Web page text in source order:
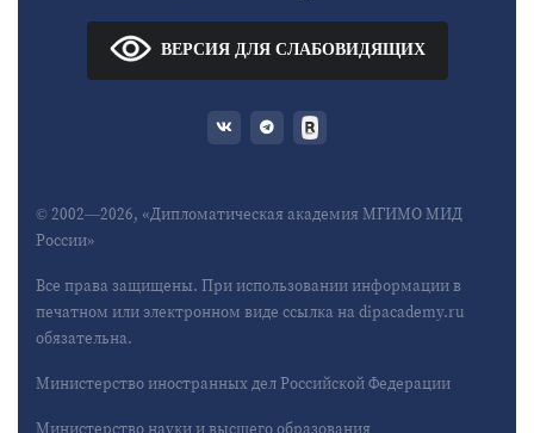
ВЕРСИЯ ДЛЯ СЛАБОВИДЯЩИХ
© 2002—2026, «Дипломатическая академия МГИМО МИД
России»
Все права защищены. При использовании информации в
печатном или электронном виде ссылка на dipacademy.ru
обязательна.
Министерство иностранных дел Российской Федерации
Министерство науки и высшего образования